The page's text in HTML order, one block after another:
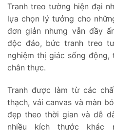
Tranh treo tường hiện đại
lựa chọn lý tưởng cho
đơn giản nhưng vẫn đầy
độc đáo, bức tranh treo
nghiệm thị giác sống động,
chân thực.
Tranh được làm từ các
thạch, vải canvas và màn
đẹp theo thời gian và dễ
nhiều kích thước khác